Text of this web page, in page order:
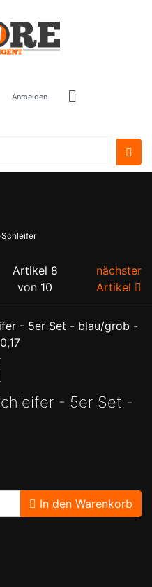
Anmelden
Artikel 8
von 10
nächster
Artikel
- 5er Set -
In den Warenkorb